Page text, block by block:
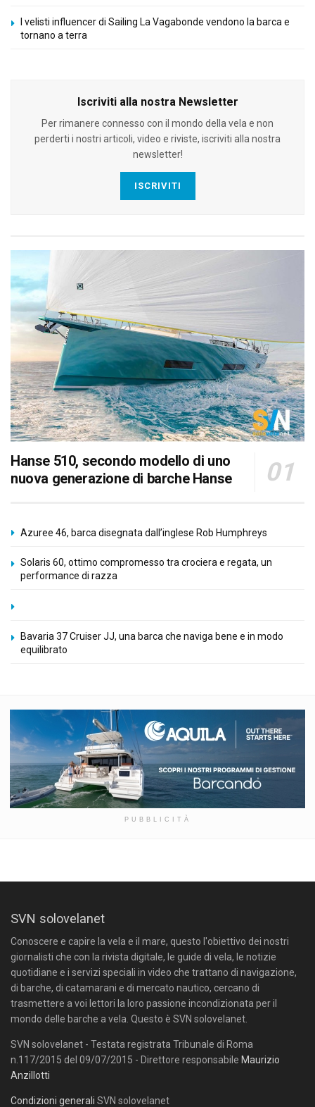
I velisti influencer di Sailing La Vagabonde vendono la barca e
tornano a terra
Iscriviti alla nostra Newsletter
Per rimanere connesso con il mondo della vela e non
perderti i nostri articoli, video e riviste, iscriviti alla nostra
newsletter!
ISCRIVITI
Hanse 510, secondo modello di uno
nuova generazione di barche Hanse
Azuree 46, barca disegnata dall’inglese Rob Humphreys
Solaris 60, ottimo compromesso tra crociera e regata, un
performance di razza
Bavaria 37 Cruiser JJ, una barca che naviga bene e in modo
equilibrato
PUBBLICITÀ
SVN solovelanet
Conoscere e capire la vela e il mare, questo l'obiettivo dei nostri
giornalisti che con la rivista digitale, le guide di vela, le notizie
quotidiane e i servizi speciali in video che trattano di navigazione,
di barche, di catamarani e di mercato nautico, cercano di
trasmettere a voi lettori la loro passione incondizionata per il
mondo delle barche a vela. Questo è SVN solovelanet.
SVN solovelanet - Testata registrata Tribunale di Roma
n.117/2015 del 09/07/2015 - Direttore responsabile Maurizio
Anzillotti
Condizioni generali SVN solovelanet